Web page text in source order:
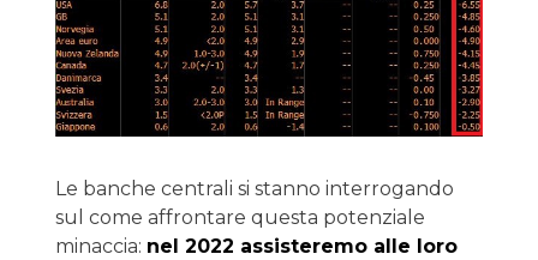
Le banche centrali si stanno interrogando
sul come affrontare questa potenziale
minaccia: nel 2022 assisteremo alle loro